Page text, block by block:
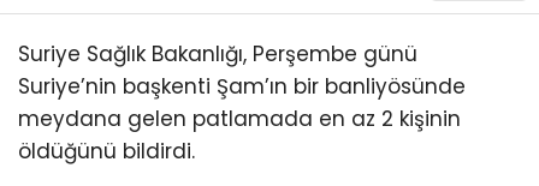
Suriye Sağlık Bakanlığı, Perşembe günü
Suriye’nin başkenti Şam’ın bir banliyösünde
meydana gelen patlamada en az 2 kişinin
öldüğünü bildirdi.